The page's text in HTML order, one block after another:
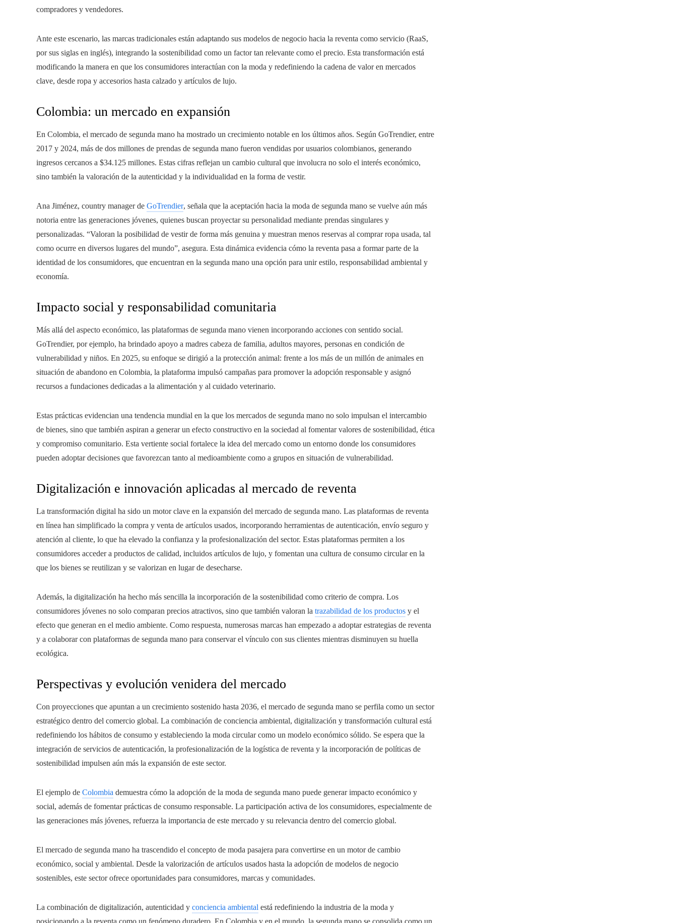
compradores y vendedores.
Ante este escenario, las marcas tradicionales están adaptando sus modelos de negocio hacia la reventa como servicio (RaaS,
por sus siglas en inglés), integrando la sostenibilidad como un factor tan relevante como el precio. Esta transformación está
modificando la manera en que los consumidores interactúan con la moda y redefiniendo la cadena de valor en mercados
clave, desde ropa y accesorios hasta calzado y artículos de lujo.
Colombia: un mercado en expansión
En Colombia, el mercado de segunda mano ha mostrado un crecimiento notable en los últimos años. Según GoTrendier, entre
2017 y 2024, más de dos millones de prendas de segunda mano fueron vendidas por usuarios colombianos, generando
ingresos cercanos a $34.125 millones. Estas cifras reflejan un cambio cultural que involucra no solo el interés económico,
sino también la valoración de la autenticidad y la individualidad en la forma de vestir.
Ana Jiménez, country manager de GoTrendier, señala que la aceptación hacia la moda de segunda mano se vuelve aún más
notoria entre las generaciones jóvenes, quienes buscan proyectar su personalidad mediante prendas singulares y
personalizadas. “Valoran la posibilidad de vestir de forma más genuina y muestran menos reservas al comprar ropa usada, tal
como ocurre en diversos lugares del mundo”, asegura. Esta dinámica evidencia cómo la reventa pasa a formar parte de la
identidad de los consumidores, que encuentran en la segunda mano una opción para unir estilo, responsabilidad ambiental y
economía.
Impacto social y responsabilidad comunitaria
Más allá del aspecto económico, las plataformas de segunda mano vienen incorporando acciones con sentido social.
GoTrendier, por ejemplo, ha brindado apoyo a madres cabeza de familia, adultos mayores, personas en condición de
vulnerabilidad y niños. En 2025, su enfoque se dirigió a la protección animal: frente a los más de un millón de animales en
situación de abandono en Colombia, la plataforma impulsó campañas para promover la adopción responsable y asignó
recursos a fundaciones dedicadas a la alimentación y al cuidado veterinario.
Estas prácticas evidencian una tendencia mundial en la que los mercados de segunda mano no solo impulsan el intercambio
de bienes, sino que también aspiran a generar un efecto constructivo en la sociedad al fomentar valores de sostenibilidad, ética
y compromiso comunitario. Esta vertiente social fortalece la idea del mercado como un entorno donde los consumidores
pueden adoptar decisiones que favorezcan tanto al medioambiente como a grupos en situación de vulnerabilidad.
Digitalización e innovación aplicadas al mercado de reventa
La transformación digital ha sido un motor clave en la expansión del mercado de segunda mano. Las plataformas de reventa
en línea han simplificado la compra y venta de artículos usados, incorporando herramientas de autenticación, envío seguro y
atención al cliente, lo que ha elevado la confianza y la profesionalización del sector. Estas plataformas permiten a los
consumidores acceder a productos de calidad, incluidos artículos de lujo, y fomentan una cultura de consumo circular en la
que los bienes se reutilizan y se valorizan en lugar de desecharse.
Además, la digitalización ha hecho más sencilla la incorporación de la sostenibilidad como criterio de compra. Los
consumidores jóvenes no solo comparan precios atractivos, sino que también valoran la trazabilidad de los productos y el
efecto que generan en el medio ambiente. Como respuesta, numerosas marcas han empezado a adoptar estrategias de reventa
y a colaborar con plataformas de segunda mano para conservar el vínculo con sus clientes mientras disminuyen su huella
ecológica.
Perspectivas y evolución venidera del mercado
Con proyecciones que apuntan a un crecimiento sostenido hasta 2036, el mercado de segunda mano se perfila como un sector
estratégico dentro del comercio global. La combinación de conciencia ambiental, digitalización y transformación cultural está
redefiniendo los hábitos de consumo y estableciendo la moda circular como un modelo económico sólido. Se espera que la
integración de servicios de autenticación, la profesionalización de la logística de reventa y la incorporación de políticas de
sostenibilidad impulsen aún más la expansión de este sector.
El ejemplo de Colombia demuestra cómo la adopción de la moda de segunda mano puede generar impacto económico y
social, además de fomentar prácticas de consumo responsable. La participación activa de los consumidores, especialmente de
las generaciones más jóvenes, refuerza la importancia de este mercado y su relevancia dentro del comercio global.
El mercado de segunda mano ha trascendido el concepto de moda pasajera para convertirse en un motor de cambio
económico, social y ambiental. Desde la valorización de artículos usados hasta la adopción de modelos de negocio
sostenibles, este sector ofrece oportunidades para consumidores, marcas y comunidades.
La combinación de digitalización, autenticidad y conciencia ambiental está redefiniendo la industria de la moda y
posicionando a la reventa como un fenómeno duradero. En Colombia y en el mundo, la segunda mano se consolida como un